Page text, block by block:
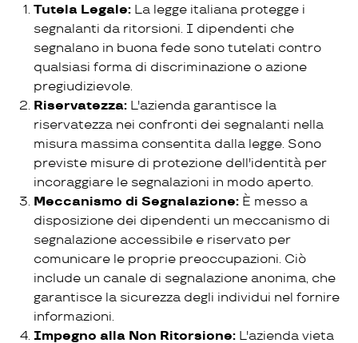
Tutela Legale: La legge italiana protegge i
segnalanti da ritorsioni. I dipendenti che
segnalano in buona fede sono tutelati contro
qualsiasi forma di discriminazione o azione
pregiudizievole.
Riservatezza: L'azienda garantisce la
riservatezza nei confronti dei segnalanti nella
misura massima consentita dalla legge. Sono
previste misure di protezione dell'identità per
incoraggiare le segnalazioni in modo aperto.
Meccanismo di Segnalazione: È messo a
disposizione dei dipendenti un meccanismo di
segnalazione accessibile e riservato per
comunicare le proprie preoccupazioni. Ciò
include un canale di segnalazione anonima, che
garantisce la sicurezza degli individui nel fornire
informazioni.
Impegno alla Non Ritorsione: L'azienda vieta